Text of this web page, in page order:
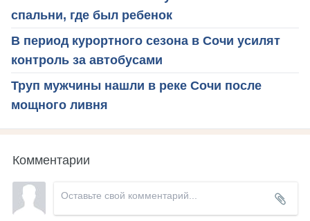
спальни, где был ребенок
В период курортного сезона в Сочи усилят
контроль за автобусами
Труп мужчины нашли в реке Сочи после
мощного ливня
Комментарии